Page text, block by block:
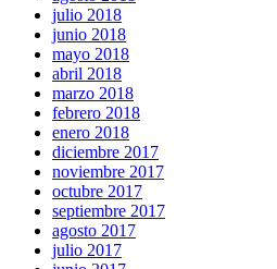
julio 2018
junio 2018
mayo 2018
abril 2018
marzo 2018
febrero 2018
enero 2018
diciembre 2017
noviembre 2017
octubre 2017
septiembre 2017
agosto 2017
julio 2017